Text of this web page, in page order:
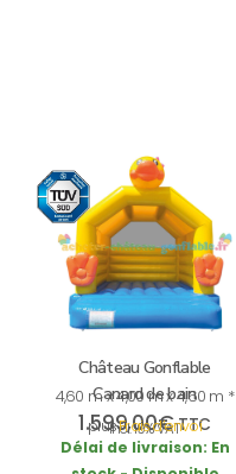
Château Gonflable
Canard de bain
4,60 m x 4,00 m x 4,60 m *
1.599,00€TTC
incl. 19% VAT
plusFrais d’envoi
Délai de livraison: En